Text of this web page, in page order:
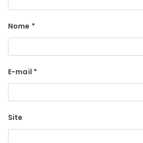
Nome *
E-mail *
Site